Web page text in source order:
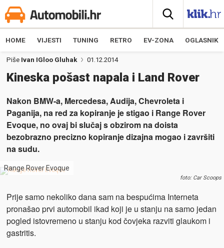
HOME VIJESTI TUNING RETRO EV-ZONA OGLASNIK
Piše Ivan IGloo Gluhak 01.12.2014
Kineska pošast napala i Land Rover
Nakon BMW-a, Mercedesa, Audija, Chevroleta i
Paganija, na red za kopiranje je stigao i Range Rover
Evoque, no ovaj bi slučaj s obzirom na doista
bezobrazno precizno kopiranje dizajna mogao i završiti
na sudu.
Range Rover Evoque
foto: Car Scoops
Prije samo nekoliko dana sam na bespućima Interneta
pronašao prvi automobil ikad koji je u stanju na samo jedan
pogled istovremeno u stanju kod čovjeka razviti glaukom i
gastritis.